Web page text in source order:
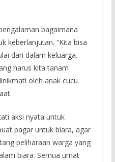
bagaimana
keberlanjutan. “Kita bisa
dari dalam keluarga.
harus kita tanam
oleh anak cucu
aksi nyata untuk
pagar untuk biara, agar
peliharaan warga yang
biara. Semua umat